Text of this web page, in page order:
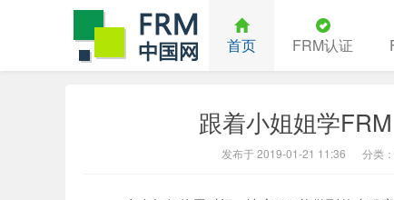
中国FRM
首页 FRM认证
跟着小姐姐学
发布于 2019-01-21 11:36 分类：